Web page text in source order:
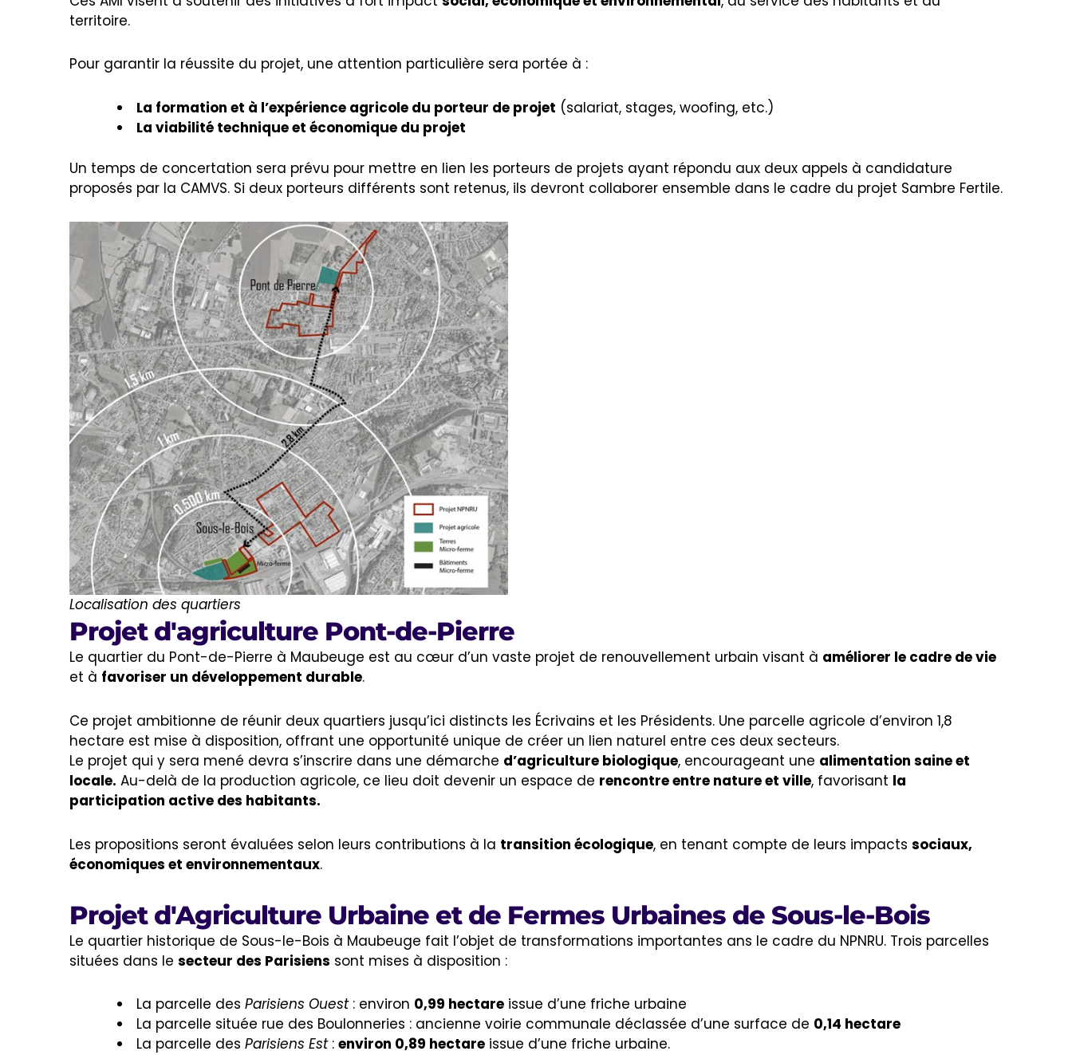
territoire.
Pour garantir la réussite du projet, une attention particulière sera portée à :
La formation et à l’expérience agricole du porteur de projet (salariat, stages, woofing, etc.)
La viabilité technique et économique du projet
Un temps de concertation sera prévu pour mettre en lien les porteurs de projets ayant répondu aux deux appels à candidature
proposés par la CAMVS. Si deux porteurs différents sont retenus, ils devront collaborer ensemble dans le cadre du projet Sambre Fertile.
Localisation des quartiers
Projet d'agriculture Pont-de-Pierre
Le quartier du Pont-de-Pierre à Maubeuge est au cœur d’un vaste projet de renouvellement urbain visant à améliorer le cadre de vie
et à favoriser un développement durable.
Ce projet ambitionne de réunir deux quartiers jusqu’ici distincts les Écrivains et les Présidents. Une parcelle agricole d’environ 1,8
hectare est mise à disposition, offrant une opportunité unique de créer un lien naturel entre ces deux secteurs.
Le projet qui y sera mené devra s’inscrire dans une démarche d’agriculture biologique, encourageant une alimentation saine et
locale. Au-delà de la production agricole, ce lieu doit devenir un espace de rencontre entre nature et ville, favorisant la
participation active des habitants.
Les propositions seront évaluées selon leurs contributions à la transition écologique, en tenant compte de leurs impacts sociaux,
économiques et environnementaux.
Projet d'Agriculture Urbaine et de Fermes Urbaines de Sous-le-Bois
Le quartier historique de Sous-le-Bois à Maubeuge fait l’objet de transformations importantes ans le cadre du NPNRU. Trois parcelles
situées dans le secteur des Parisiens sont mises à disposition :
La parcelle des Parisiens Ouest: environ 0,99 hectareissue d’une friche urbaine
La parcelle située rue des Boulonneries : ancienne voirie communale déclassée d’une surface de 0,14 hectare
La parcelle des Parisiens Est: environ 0,89 hectareissue d’une friche urbaine.